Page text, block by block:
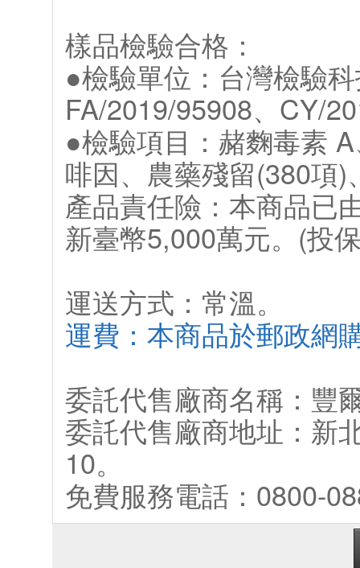
樣品檢驗合格：
●檢驗單位：台灣檢驗
FA/2019/95908、CY/
●檢驗項目：赭麴毒素
啡因、農藥殘留(380項
產品責任險：本商品已
新臺幣5,000萬元。(投
運送方式：常溫。
運費：本商品於郵政網
委託代售廠商名稱：豐
委託代售廠商地址：新
10。
免費服務電話：0800-